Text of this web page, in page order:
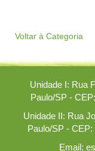
Voltar à Categoria
Unidade I: Rua
Paulo/SP -
Unidade II: Rua
Paulo/SP - CEP:
Email: